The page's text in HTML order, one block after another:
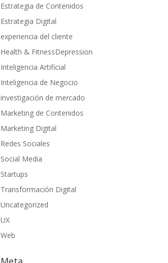
Estrategia de Contenidos
Estrategia Digital
experiencia del cliente
Health & FitnessDepression
Inteligencia Artificial
Inteligencia de Negocio
investigación de mercado
Marketing de Contenidos
Marketing Digital
Redes Sociales
Social Media
Startups
Transformación Digital
Uncategorized
UX
Web